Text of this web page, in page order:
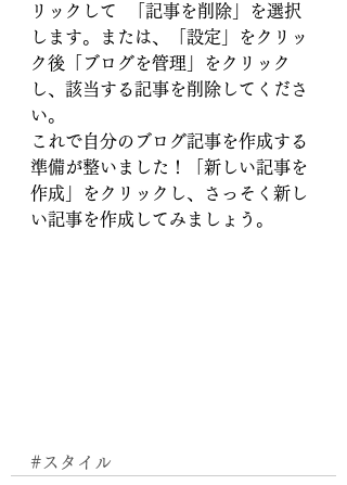
リックして  「記事を削除」を選択
します。または、「設定」をクリッ
ク後「ブログを管理」をクリック
し、該当する記事を削除してくださ
い。
これで自分のブログ記事を作成する
準備が整いました！「新しい記事を
作成」をクリックし、さっそく新し
い記事を作成してみましょう。
#スタイル